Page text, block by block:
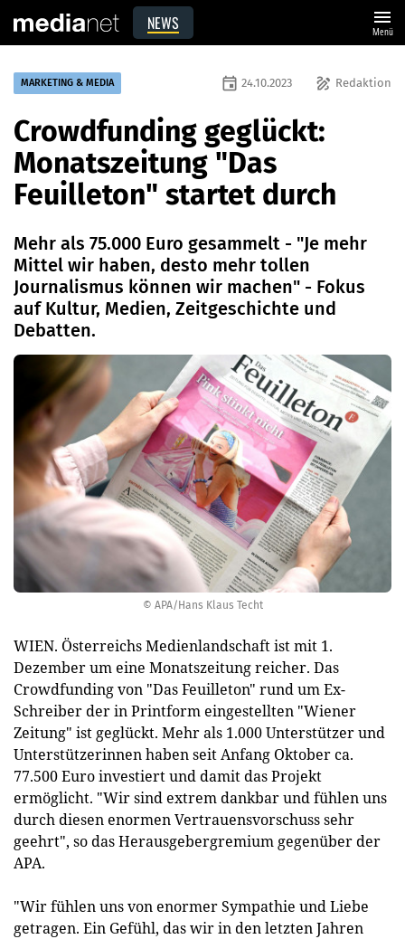
NEWS menu
Menü
© APA/Hans Klaus Techt
MARKETING & MEDIA draw Redaktion
event 24.10.2023
Crowdfunding geglückt:
Monatszeitung "Das
Feuilleton" startet durch
Mehr als 75.000 Euro gesammelt - "Je mehr
Mittel wir haben, desto mehr tollen
Journalismus können wir machen" - Fokus
auf Kultur, Medien, Zeitgeschichte und
Debatten.
WIEN. Österreichs Medienlandschaft ist mit 1.
Dezember um eine Monatszeitung reicher. Das
Crowdfunding von "Das Feuilleton" rund um Ex-
Schreiber der in Printform eingestellten "Wiener
Zeitung" ist geglückt. Mehr als 1.000 Unterstützer und
Unterstützerinnen haben seit Anfang Oktober ca.
77.500 Euro investiert und damit das Projekt
ermöglicht. "Wir sind extrem dankbar und fühlen uns
durch diesen enormen Vertrauensvorschuss sehr
geehrt", so das Herausgebergremium gegenüber der
APA.
"Wir fühlen uns von enormer Sympathie und Liebe
getragen. Ein Gefühl, das wir in den letzten Jahren